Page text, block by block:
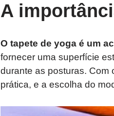
A
O tapete de yoga é um
fornecer uma superfície
durante as posturas. Com
prática, e a escolha do